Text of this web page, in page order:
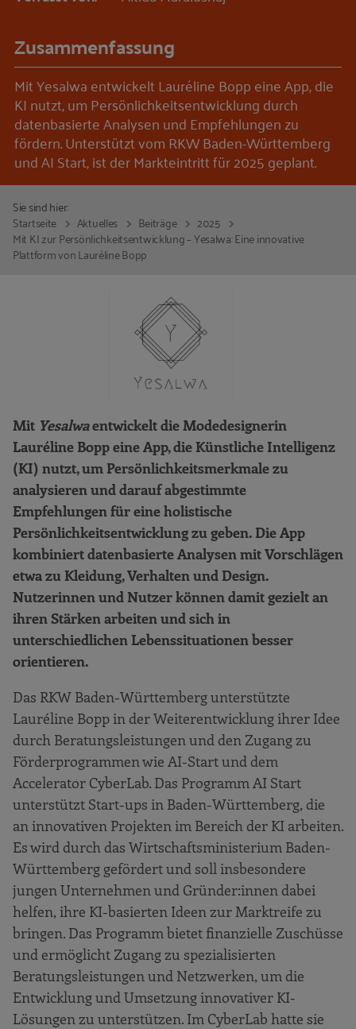
Zusammenfassung
Mit Yesalwa entwickelt Lauréline Bopp eine App, die
KI nutzt, um Persönlichkeitsentwicklung durch
datenbasierte Analysen und Empfehlungen zu
fördern. Unterstützt vom RKW Baden-Württemberg
und AI Start, ist der Markteintritt für 2025 geplant.
Sie sind hier:
Startseite
Aktuelles Beiträge
2025
Mit KI zur Persönlichkeitsentwicklung – Yesalwa: Eine innovative
Plattform von Lauréline Bopp
Mit Yesalwaentwickelt die Modedesignerin
Lauréline Bopp eine App, die Künstliche Intelligenz
(KI) nutzt, um Persönlichkeitsmerkmale zu
analysieren und darauf abgestimmte
Empfehlungen für eine holistische
Persönlichkeitsentwicklung zu geben. Die App
kombiniert datenbasierte Analysen mit Vorschlägen
etwa zu Kleidung, Verhalten und Design.
Nutzerinnen und Nutzer können damit gezielt an
ihren Stärken arbeiten und sich in
unterschiedlichen Lebenssituationen besser
orientieren.
Das RKW Baden-Württemberg unterstützte
Lauréline Bopp in der Weiterentwicklung ihrer Idee
durch Beratungsleistungen und den Zugang zu
Förderprogrammen wie AI-Start und dem
Accelerator CyberLab. Das Programm AI Start
unterstützt Start-ups in Baden-Württemberg, die
an innovativen Projekten im Bereich der KI arbeiten.
Es wird durch das Wirtschaftsministerium Baden-
Württemberg gefördert und soll insbesondere
jungen Unternehmen und Gründer:innen dabei
helfen, ihre KI-basierten Ideen zur Marktreife zu
bringen. Das Programm bietet finanzielle Zuschüsse
und ermöglicht Zugang zu spezialisierten
Beratungsleistungen und Netzwerken, um die
Entwicklung und Umsetzung innovativer KI-
Lösungen zu unterstützen. Im CyberLab hatte sie